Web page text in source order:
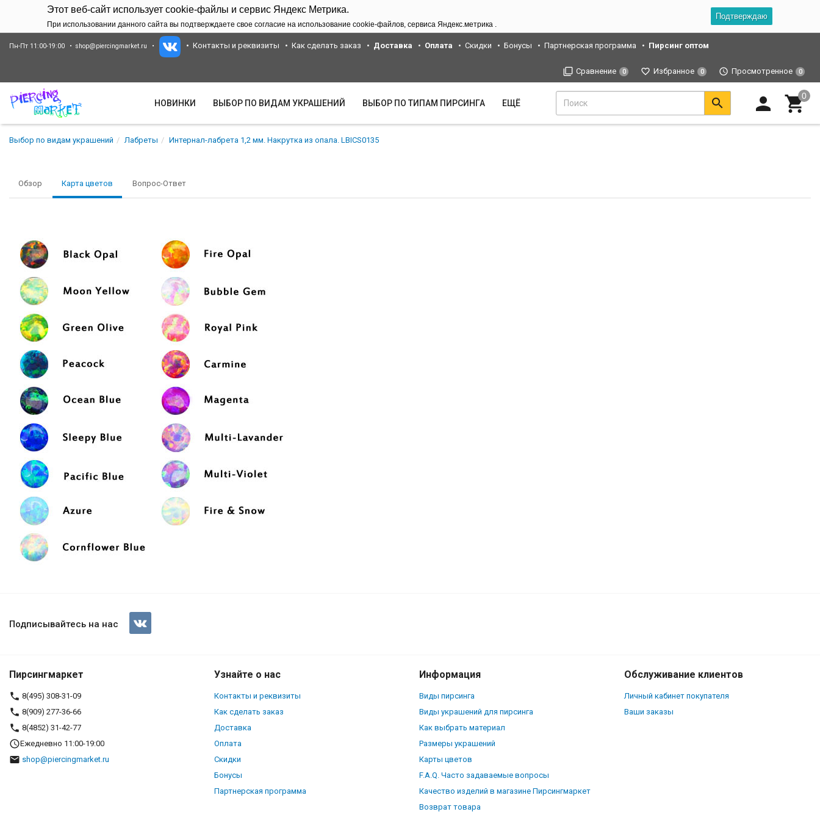
Этот веб-сайт использует cookie-файлы и сервис Яндекс Метрика.
При использовании данного сайта вы подтверждаете свое согласие на использование cookie-файлов, сервиса Яндекс.метрика .
Подтверждаю
Пн-Пт 11:00-19:00 shop@piercingmarket.ru Контакты и реквизиты Как сделать заказ Доставка Оплата Скидки Бонусы Партнерская программа Пирсинг оптом
Сравнение 0 Избранное 0 Просмотренное 0
НОВИНКИ ВЫБОР ПО ВИДАМ УКРАШЕНИЙ ВЫБОР ПО ТИПАМ ПИРСИНГА ЕЩЁ
Выбор по видам украшений Лабреты Интернал-лабрета 1,2 мм. Накрутка из опала. LBICS0135
Обзор Карта цветов Вопрос-Ответ
Подписывайтесь на нас
Пирсингмаркет
8(495) 308-31-09
8(909) 277-36-66
8(4852) 31-42-77
Ежедневно 11:00-19:00
shop@piercingmarket.ru
Узнайте о нас
Контакты и реквизиты
Как сделать заказ
Доставка
Оплата
Скидки
Бонусы
Партнерская программа
Информация
Виды пирсинга
Виды украшений для пирсинга
Как выбрать материал
Размеры украшений
Карты цветов
F.A.Q. Часто задаваемые вопросы
Качество изделий в магазине Пирсингмаркет
Возврат товара
Обслуживание клиентов
Личный кабинет покупателя
Ваши заказы